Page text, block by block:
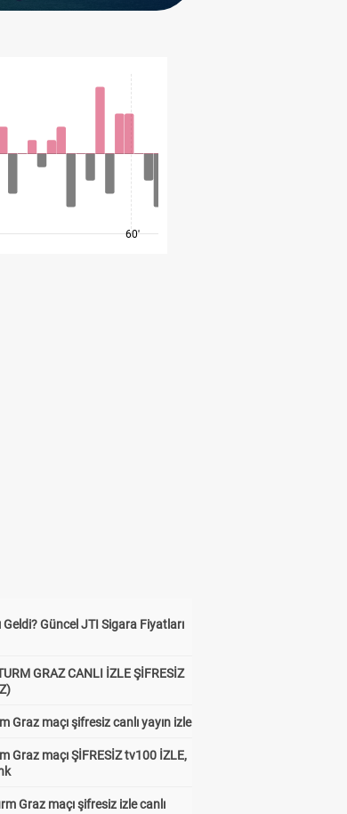
60'
Geldi? Güncel JTI Sigara Fiyatları
GRAZ CANLI İZLE ŞİFRESİZ
Graz maçı şifresiz canlı yayın izle
Graz maçı ŞİFRESİZ tv100 İZLE,
Graz maçı şifresiz izle canlı